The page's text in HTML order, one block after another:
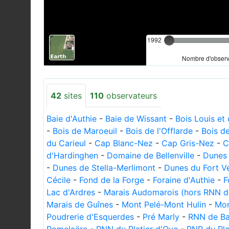
1992
Nombre
42 sites 110 observateurs
Baie d'Authie - Baie de Wissant - Bois Louis et
- Bois de Maroeuil - Bois de l'Offlarde - Bois
du Carieul - Cap Blanc-Nez - Cap Gris-Nez -
d'Hardinghen - Domaine de Bellenville -
- Dunes de Stella-Merlimont - Dunes du Fort
Cécile - Fond de la Forge - Foraine d'Authie -
Lac d'Ardres - Marais Audomarois (hors RNN
Marais de Guînes - Mont Pelé-Mont Hulin -
Poudrerie d'Esquerdes - Pré Marly - RNN de